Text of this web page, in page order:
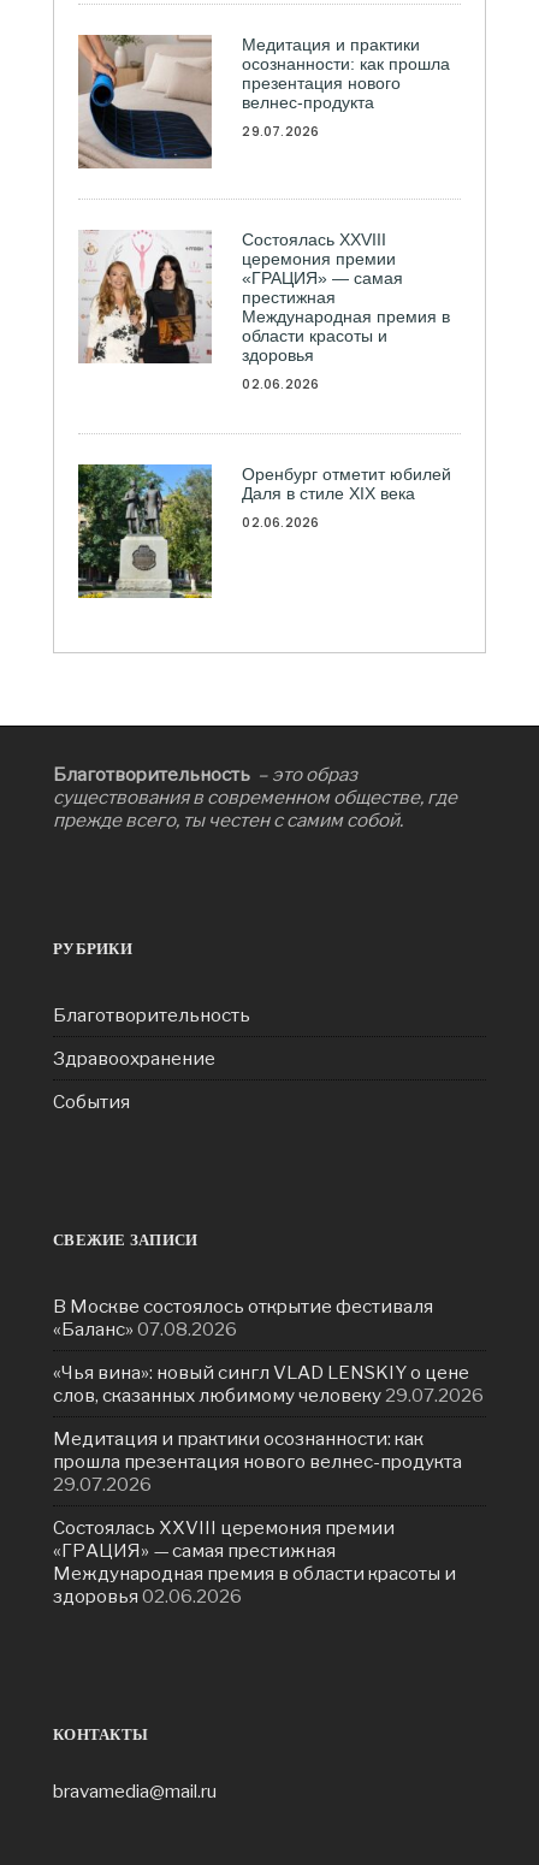
Медитация и практики
осознанности: как прошла
презентация нового
велнес-продукта
29.07.2026
Состоялась ХXVIII
церемония премии
«ГРАЦИЯ» — самая
престижная
Международная премия в
области красоты и
здоровья
02.06.2026
Оренбург отметит юбилей
Даля в стиле XIX века
02.06.2026
Благотворительность – это образ
существования в современном обществе, где
прежде всего, ты честен с самим собой.
РУБРИКИ
Благотворительность
Здравоохранение
События
СВЕЖИЕ ЗАПИСИ
В Москве состоялось открытие фестиваля
«Баланс» 07.08.2026
«Чья вина»: новый сингл VLAD LENSKIY о цене
слов, сказанных любимому человеку29.07.2026
Медитация и практики осознанности: как
прошла презентация нового велнес-продукта
29.07.2026
Состоялась ХXVIII церемония премии
«ГРАЦИЯ» — самая престижная
Международная премия в области красоты и
здоровья 02.06.2026
КОНТАКТЫ
bravamedia@mail.ru